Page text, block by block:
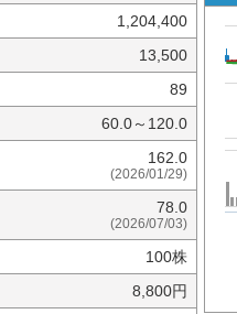
1,204,400
13,500
89
60.0～120.0
162.0
(2026/01/29)
78.0
(2026/07/03)
100株
8,800円